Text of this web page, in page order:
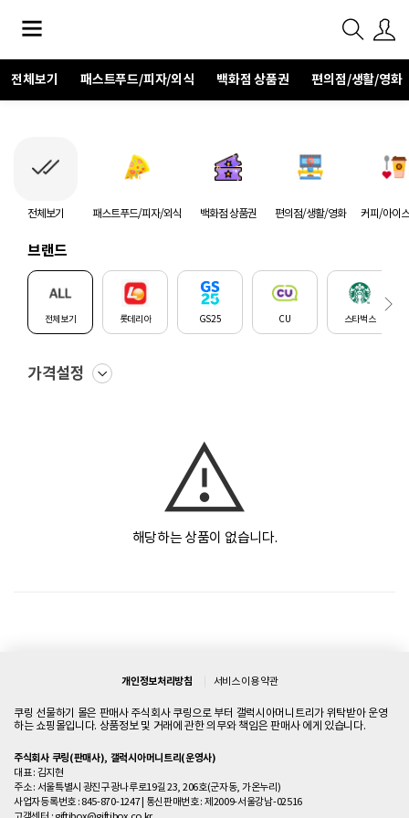
전체보기 패스트푸드/피자/외식 백화점 상품권 편의점/생활/영화
전체보기 패스트푸드/피자/외식 백화점 상품권 편의점/생활/영화 커피/아이
브랜드
전체보기 롯데리아 GS25 CU 스타벅스
가격설정
해당하는 상품이 없습니다.
개인정보처리방침 서비스 이용 약관
쿠링 선물하기 몰은 판매사 주식회사 쿠링으로 부터 갤럭시아머니트리가 위탁받아 운영
하는 쇼핑몰입니다. 상품정보 및 거래에 관한 의무와 책임은 판매사 에게 있습니다.
주식회사 쿠링(판매사), 갤럭시아머니트리(운영사)
대표 : 김지현
주소 : 서울특별시 광진구 광나루로19길 23, 206호(군자동, 가온누리)
사업자등록번호 : 845-870-1247| 통신판매번호 : 제2009-서울강남-02516